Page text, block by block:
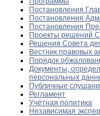
Постановления
Постановления
Постановления
Проекты решений
Решения Совета
Вестник правовых
Порядок
Документы,
персональных
Публичные
Регламент
Учётная политика
Независимая